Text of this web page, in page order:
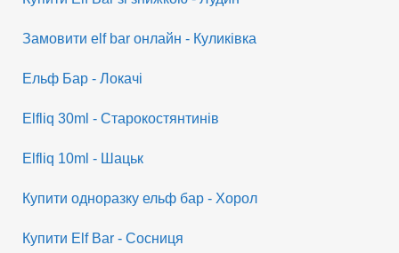
Замовити elf bar онлайн - Куликівка
Ельф Бар - Локачі
Elfliq 30ml - Старокостянтинів
Elfliq 10ml - Шацьк
Купити одноразку ельф бар - Хорол
Купити Elf Bar - Сосниця